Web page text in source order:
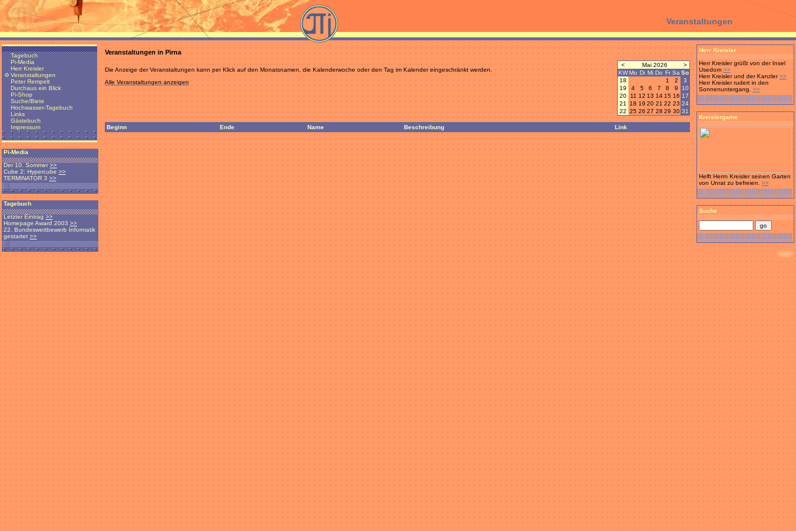
Veranstaltungen
Tagebuch
Pi-Media
Herr Kreisler
Veranstaltungen
Peter Rempelt
Durchaus ein Blick
Pi-Shop
Suche/Biete
Hochwasser-Tagebuch
Links
Gästebuch
Impressum
Pi-Media
Der 10. Sommer >>
Cube 2: Hypercube >>
TERMINATOR 3 >>
Tagebuch
Letzter Eintrag>>
Homepage Award 2003 >>
22. Bundeswettbewerb Informatik
gestartet >>
Veranstaltungen in Pirna
Die Anzeige der Veranstaltungen kann per Klick auf den Monatsnamen, die Kalenderwoche oder den Tag im Kalender eingeschränkt werden.
Alle Veranstaltungen anzeigen
< Mai 2026
>
KWMo Di Mi Do Fr Sa So
18
1 2
3
19
4 5 6 7 8 9
10
20
11 12 13 14 15 16 17
21
18 19 20 21 22 23 24
22 25 26 27 28 29 30 31
Beginn Ende Name Beschreibung Link
Herr Kreisler
Herr Kreisler grüßt von der Insel
Usedom >>
Herr Kreisler und der Kanzler>>
Herr Kreisler rudert in den
Sonnenuntergang. >>
Kreislergame
Helft Herrn Kreisler seinen Garten
von Unrat zu befreien. >>
Suche